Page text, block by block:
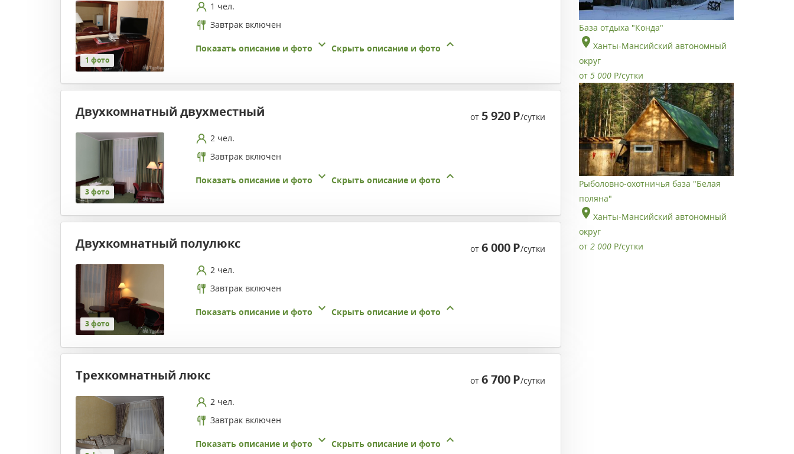
1 фото
1 чел.
Завтрак включен
Показать описание и фото Скрыть описание и фото
Двухкомнатный двухместный от 5 920Р/сутки
3 фото
2 чел.
Завтрак включен
Показать описание и фото Скрыть описание и фото
Двухкомнатный полулюкс от6 000Р/сутки
3 фото
2 чел.
Завтрак включен
Показать описание и фото Скрыть описание и фото
Трехкомнатный люкс от6 700Р/сутки
2 чел.
Завтрак включен
Показать описание и фото Скрыть описание и фото
База отдыха "Конда"
Ханты-Мансийский автономный
округ
от 5 000 Р/сутки
Рыболовно-охотничья база "Белая
поляна"
Ханты-Мансийский автономный
округ
от 2 000 Р/сутки